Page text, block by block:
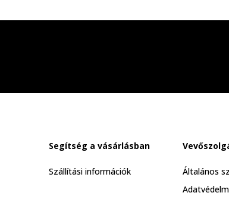
Segítség a vásárlásban
Szállítási információk
Általános